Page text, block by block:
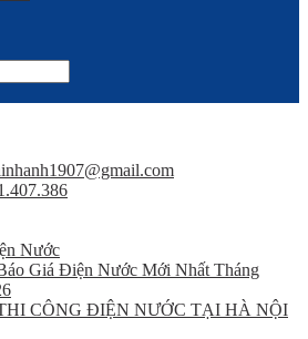
Nước
Giá Điện Nước Mới Nhất Tháng
CÔNG ĐIỆN NƯỚC TẠI HÀ NỘI